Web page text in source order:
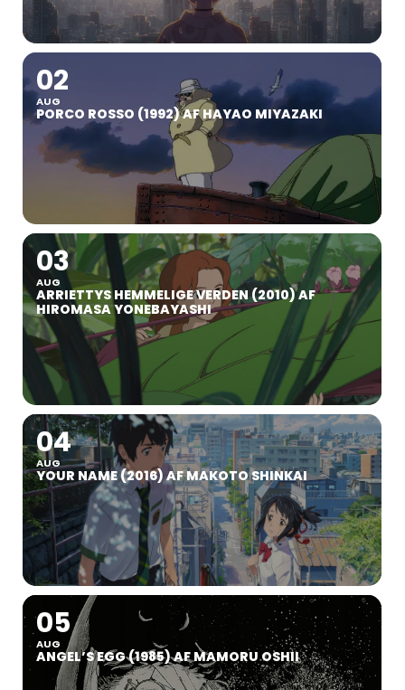
02
AUG
PORCO ROSSO (1992) AF HAYAO MIYAZAKI
03
AUG
ARRIETTYS HEMMELIGE VERDEN (2010) AF
HIROMASA YONEBAYASHI
04
AUG
YOUR NAME (2016) AF MAKOTO SHINKAI
05
AUG
ANGEL’S EGG (1985) AF MAMORU OSHII